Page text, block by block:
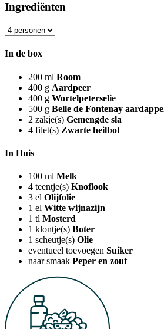
Ingrediënten
In de box
200 ml Room
400 g Aardpeer
400 g Wortelpeterselie
500 g Belle de Fontenay
2 zakje(s) Gemengde sla
4 filet(s) Zwarte heilbot
In Huis
100 ml Melk
4 teentje(s) Knoflook
3 el Olijfolie
1 el Witte wijnazijn
1 tl Mosterd
1 klontje(s) Boter
1 scheutje(s) Olie
eventueel toevoegen Suiker
naar smaak Peper en zout